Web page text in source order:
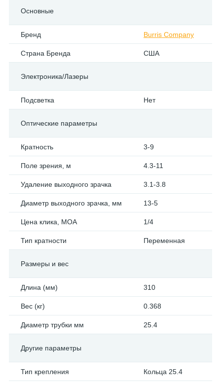
Основные
Бренд Burris Company
Страна Бренда США
Электроника/Лазеры
Подсветка Нет
Оптические параметры
Кратность 3-9
Поле зрения, м 4.3-11
Удаление выходного зрачка 3.1-3.8
Диаметр выходного зрачка, мм 13-5
Цена клика, МОА 1/4
Тип кратности Переменная
Размеры и вес
Длина (мм) 310
Вес (кг) 0.368
Диаметр трубки мм 25.4
Другие параметры
Тип крепления Кольца 25.4